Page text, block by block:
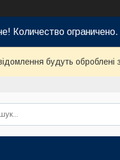
Количество ограничено.
будуть